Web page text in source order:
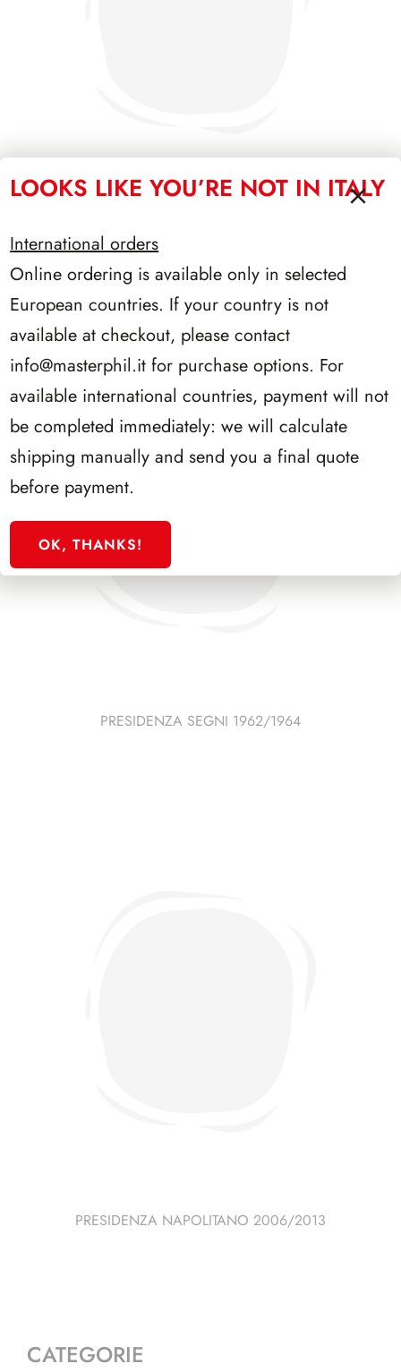
PRESIDENZA SEGNI 1962/1964
PRESIDENZA NAPOLITANO 2006/2013
CATEGORIE
LOOKS LIKE YOU’RE NOT IN ITALY
International orders
Online ordering is available only in selected
European countries. If your country is not
available at checkout, please contact
info@masterphil.it for purchase options. For
available international countries, payment will not
be completed immediately: we will calculate
shipping manually and send you a final quote
before payment.
OK, THANKS!